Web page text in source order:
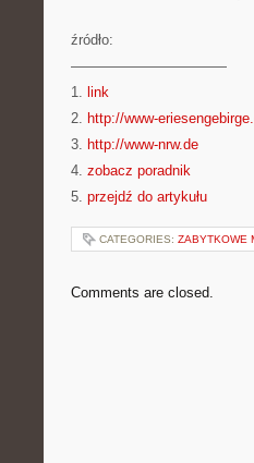
źródło:
———————————
1. link
2. http://www-
3. http://www-nrw.de
4. zobacz poradnik
5. przejdź do artykułu
CATEGORIES: ZABYTKOWE
Comments are closed.